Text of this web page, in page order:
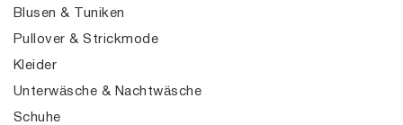
Blusen & Tuniken
Pullover & Strickmode
Kleider
Unterwäsche & Nachtwäsche
Schuhe